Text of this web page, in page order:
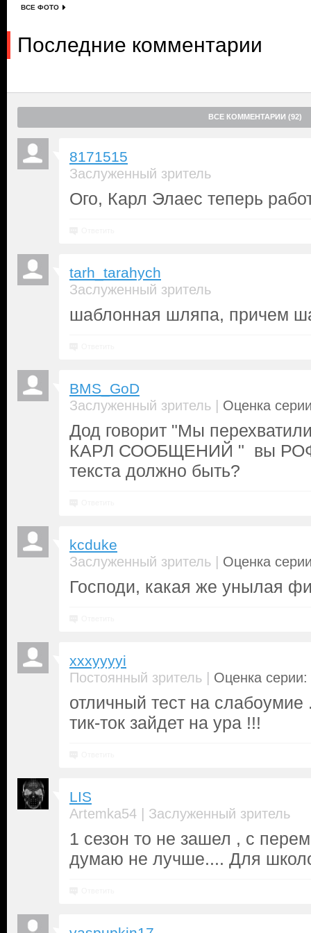
ВСЕ ФОТО
Последние комментарии
ВСЕ КОММЕНТАРИИ (92)
8171515
Заслуженный зритель
Ого, Карл Элаес теперь
tarh_tarahych
Заслуженный зритель
шаблонная шляпа, причем
BMS_GoD
Заслуженный зритель | Оценка
Дод говорит "Мы
КАРЛ СООБЩЕНИЙ " вы
текста должно быть?
kcduke
Заслуженный зритель | Оценка
Господи, какая же унылая
xxxyyyyi
Постоянный зритель | Оценка серии:
отличный тест на слабоумие
тик-ток зайдет на ура !!!
LIS
Artemka54 | Заслуженный зритель
1 сезон то не зашел , с
думаю не лучше.... Для